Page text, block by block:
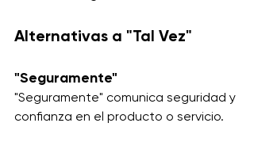
Alternativas a "Tal Vez"
"Seguramente"
"Seguramente" comunica seguridad y
confianza en el producto o servicio.